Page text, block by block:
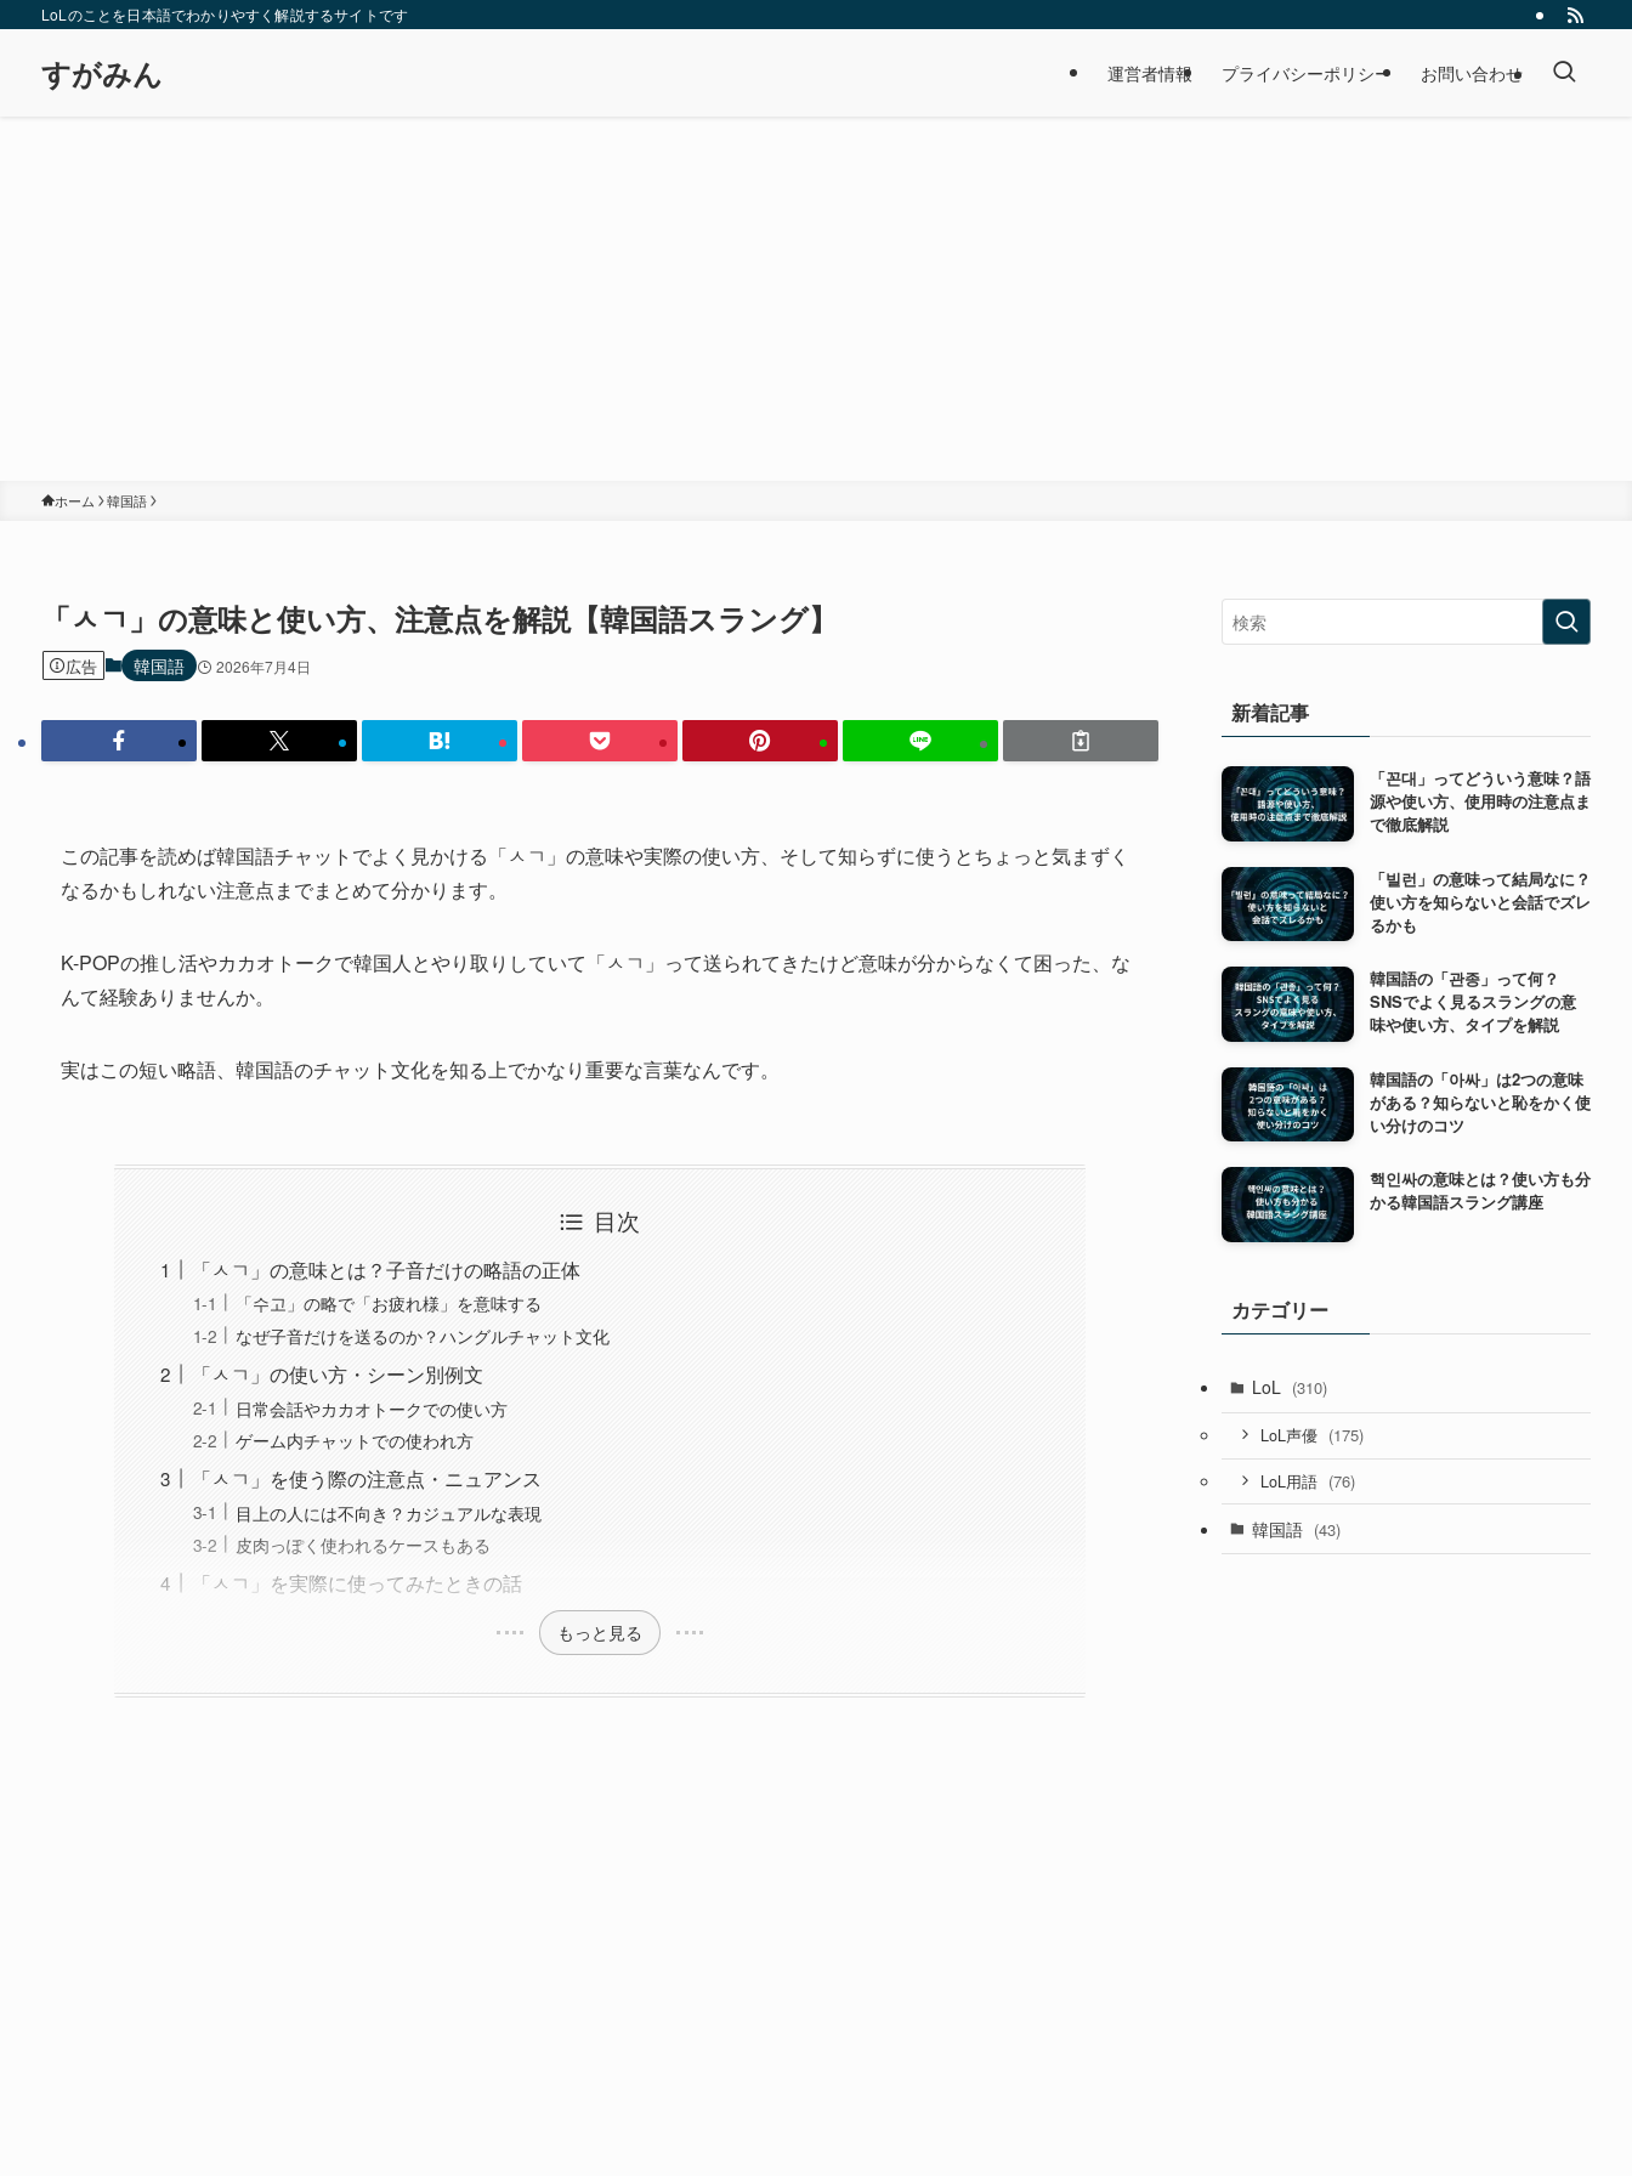
LoLのことを日本語でわかりやすく解説するサイトです
すがみん 運営者情報 プライバシーポリシー お問い合わせ
ホーム 韓国語
「ㅅㄱ」の意味と使い方、注意点を解説【韓国語スラング】
広告 韓国語 2026年7月4日
この記事を読めば韓国語チャットでよく見かける「ㅅㄱ」の意味や実際の使い方、そして知らずに使うとちょっと気まずく
なるかもしれない注意点までまとめて分かります。
K-POPの推し活やカカオトークで韓国人とやり取りしていて「ㅅㄱ」って送られてきたけど意味が分からなくて困った、な
んて経験ありませんか。
実はこの短い略語、韓国語のチャット文化を知る上でかなり重要な言葉なんです。
目次
「ㅅㄱ」の意味とは？子音だけの略語の正体
「수고」の略で「お疲れ様」を意味する
なぜ子音だけを送るのか？ハングルチャット文化
「ㅅㄱ」の使い方・シーン別例文
日常会話やカカオトークでの使い方
ゲーム内チャットでの使われ方
「ㅅㄱ」を使う際の注意点・ニュアンス
目上の人には不向き？カジュアルな表現
皮肉っぽく使われるケースもある
「ㅅㄱ」を実際に使ってみたときの話
もっと見る
新着記事
「꼰대」ってどういう意味？語
源や使い方、使用時の注意点ま
で徹底解説
「빌런」の意味って結局なに？
使い方を知らないと会話でズレ
るかも
韓国語の「관종」って何？
SNSでよく見るスラングの意
味や使い方、タイプを解説
韓国語の「아싸」は2つの意味
がある？知らないと恥をかく使
い分けのコツ
핵인싸の意味とは？使い方も分
かる韓国語スラング講座
カテゴリー
LoL (310)
LoL声優 (175)
LoL用語 (76)
韓国語 (43)